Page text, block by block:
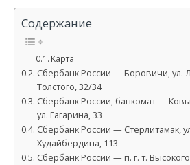
Содержание
Карта:
Сбербанк России — Боровичи, ул.
Толстого, 32/34
Сбербанк России, банкомат —
ул. Гагарина, 33
Сбербанк России — Стерлитамак,
Худайбердина, 113
Сбербанк России — п. г. т.